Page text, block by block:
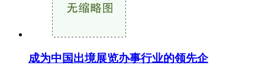
成为中国出境展览办事行业的领先企